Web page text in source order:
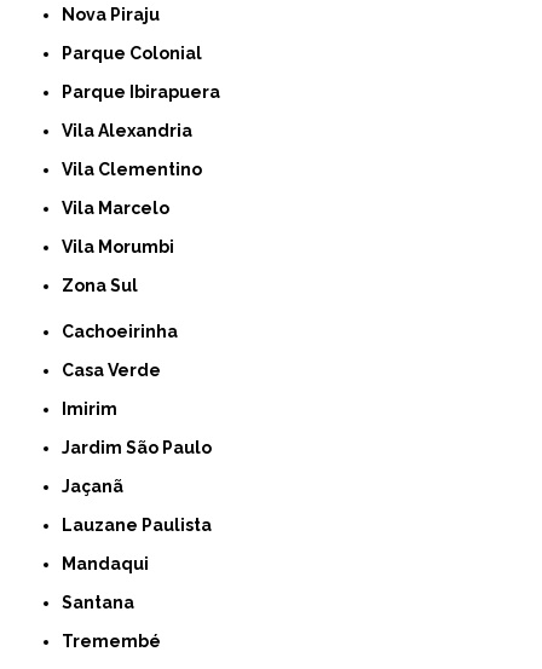
Nova Piraju
Parque Colonial
Parque Ibirapuera
Vila Alexandria
Vila Clementino
Vila Marcelo
Vila Morumbi
Zona Sul
Cachoeirinha
Casa Verde
Imirim
Jardim São Paulo
Jaçanã
Lauzane Paulista
Mandaqui
Santana
Tremembé